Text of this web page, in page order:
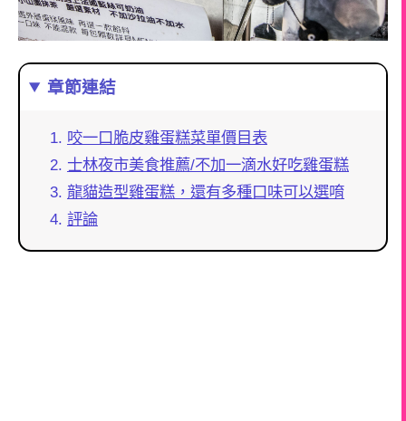
章節連結
咬一口脆皮雞蛋糕菜單價目表
士林夜市美食推薦/不加一滴水好吃雞蛋糕
龍貓造型雞蛋糕，還有多種口味可以選唷
評論